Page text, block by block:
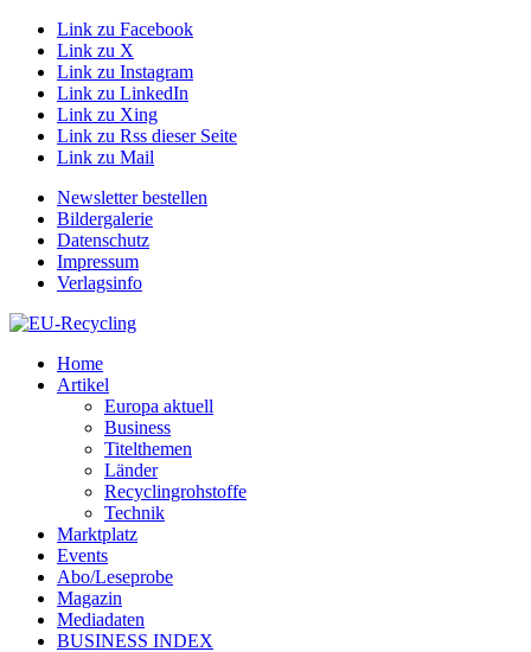
Link zu Facebook
Link zu X
Link zu Instagram
Link zu LinkedIn
Link zu Xing
Link zu Rss dieser Seite
Link zu Mail
Newsletter bestellen
Bildergalerie
Datenschutz
Impressum
Verlagsinfo
Home
Artikel
Europa aktuell
Business
Titelthemen
Länder
Recyclingrohstoffe
Technik
Marktplatz
Events
Abo/Leseprobe
Magazin
Mediadaten
BUSINESS INDEX